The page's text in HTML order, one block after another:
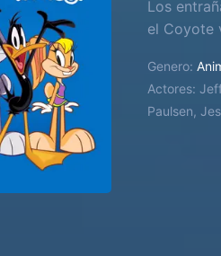
Los
el Coyote
Genero:
Actores:
Paulsen,